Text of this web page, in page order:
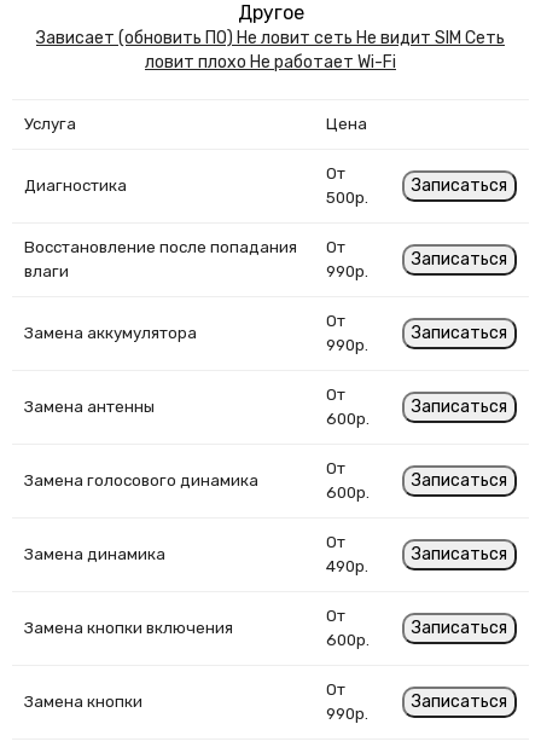
Другое
Зависает (обновить ПО) Не ловит сеть Не видит SIM Сеть
ловит плохо Не работает Wi-Fi
Услуга Цена
Диагностика
От
500р.
Записаться
Восстановление после попадания
влаги
От
990р.
Записаться
Замена аккумулятора
От
990р.
Записаться
Замена антенны
От
600р.
Записаться
Замена голосового динамика
От
600р.
Записаться
Замена динамика
От
490р.
Записаться
Замена кнопки включения
От
600р.
Записаться
Замена кнопки
От
990р.
Записаться